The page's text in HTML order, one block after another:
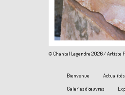
© Chantal Legendre 2026 / Artiste
Bienvenue Actualités
Galeries d’œuvres